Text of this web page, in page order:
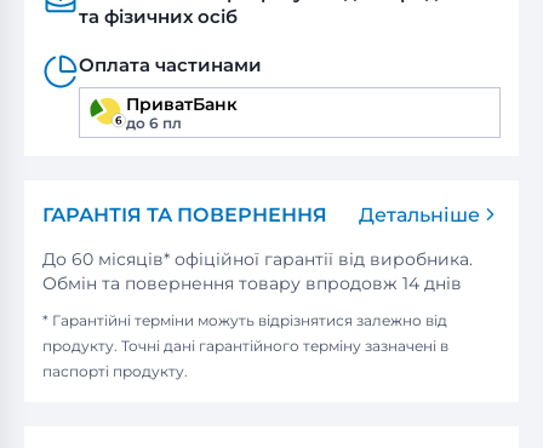
та фізичних осіб
Оплата частинами
ПриватБанк
до 6 пл
ГАРАНТІЯ ТА ПОВЕРНЕННЯ Детальніше
До 60 місяців* офіційної гарантії від виробника.
Обмін та повернення товару впродовж 14 днів
* Гарантійні терміни можуть відрізнятися залежно від
продукту. Точні дані гарантійного терміну зазначені в
паспорті продукту.